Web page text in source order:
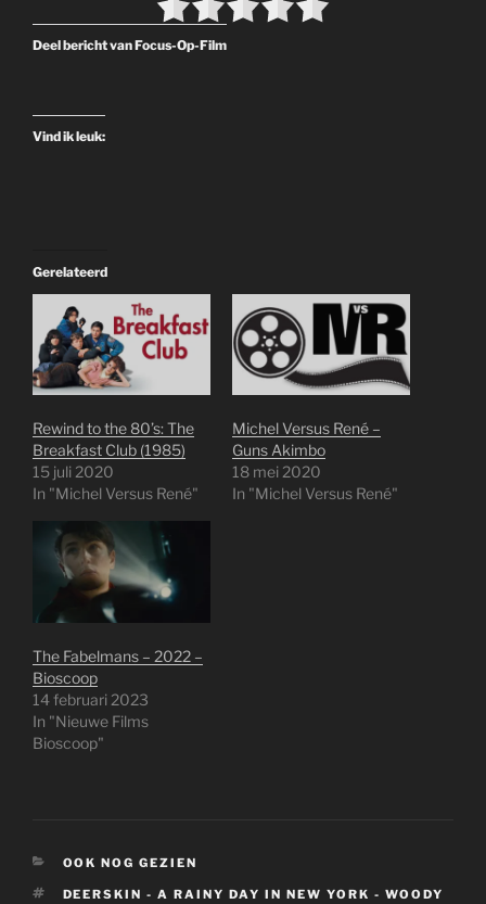
Deel bericht van Focus-Op-Film
Vind ik leuk:
Gerelateerd
Rewind to the 80’s: The
Breakfast Club (1985)
15 juli 2020
In "Michel Versus René"
Michel Versus René –
Guns Akimbo
18 mei 2020
In "Michel Versus René"
The Fabelmans – 2022 –
Bioscoop
14 februari 2023
In "Nieuwe Films
Bioscoop"
CATEGORIEËN
OOK NOG GEZIEN
TAGS
DEERSKIN - A RAINY DAY IN NEW YORK - WOODY